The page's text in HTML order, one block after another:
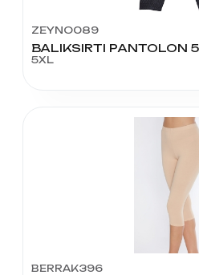
ZEYNO089
BALIKSIRTI PANTOLON
5XL
BERRAK396